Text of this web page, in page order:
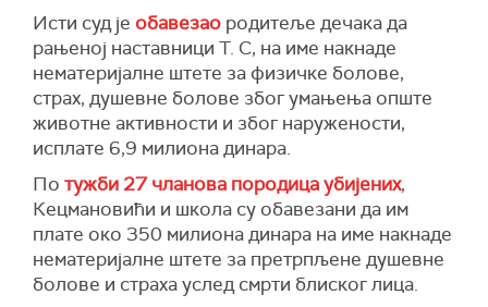
Исти суд је обавезао родитеље дечака да
рањеној наставници Т. С, на име накнаде
нематеријалне штете за физичке болове,
страх, душевне болове због умањења опште
животне активности и због наружености,
исплате 6,9 милиона динара.
По тужби 27 чланова породица убијених,
Кецмановићи и школа су обавезани да им
плате око 350 милиона динара на име накнаде
нематеријалне штете за претрпљене душевне
болове и страха услед смрти блиског лица.